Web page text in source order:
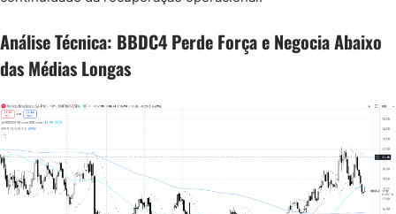
Análise Técnica: BBDC4 Perde Força e Negocia Abaixo
das Médias Longas